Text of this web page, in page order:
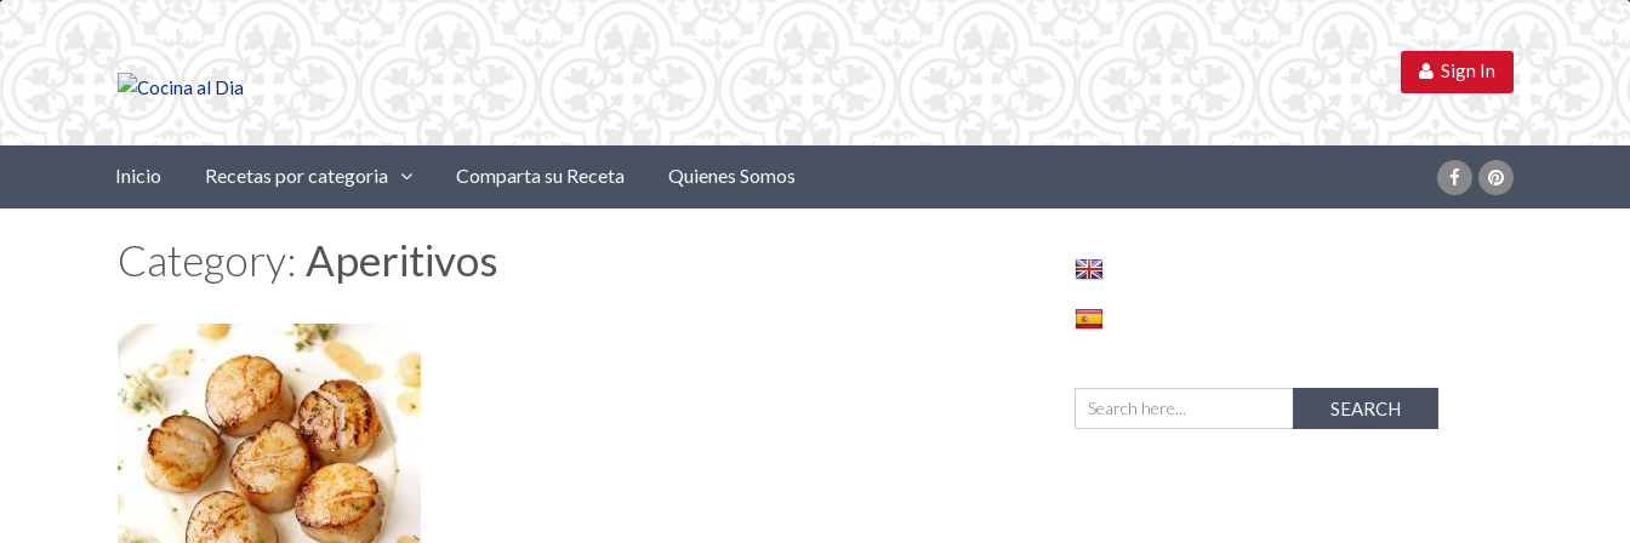
Sign In
Inicio Recetas por categoria Comparta su Receta Quienes Somos
Category: Aperitivos